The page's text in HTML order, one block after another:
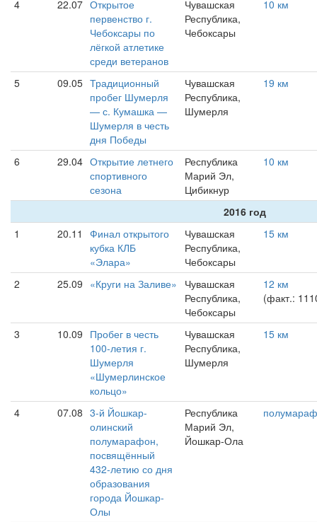
4 22.07 Открытое
первенство г.
Чебоксары по
лёгкой атлетике
среди ветеранов
Чувашская
Республика,
Чебоксары
10 км
5 09.05 Традиционный
пробег Шумерля
— с. Кумашка —
Шумерля в честь
дня Победы
Чувашская
Республика,
Шумерля
19 км
6 29.04 Открытие летнего
спортивного
сезона
Республика
Марий Эл,
Цибикнур
10 км
2016 год
1
20.11
Финал открытого
кубка КЛБ
«Элара»
Чувашская
Республика,
Чебоксары
15 км
2 25.09 «Круги на Заливе»
Чувашская
Республика,
Чебоксары
12 км
(факт.:
3 10.09 Пробег в честь
100-летия г.
Шумерля
«Шумерлинское
кольцо»
Чувашская
Республика,
Шумерля
15 км
4 07.08 3-й Йошкар-
олинский
полумарафон,
посвящённый
432-летию со дня
образования
города Йошкар-
Олы
Республика
Марий Эл,
Йошкар-Ола